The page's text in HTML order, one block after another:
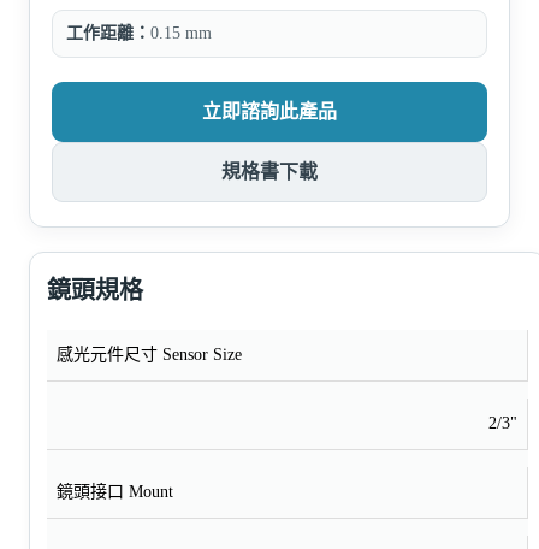
工作距離： 0.15 mm
立即諮詢此產品
規格書下載
鏡頭規格
感光元件尺寸 Sensor Size
2/3"
鏡頭接口 Mount